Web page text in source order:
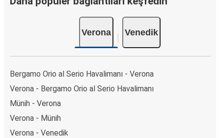
Verona Venedik
Bergamo Orio al Serio Havalimanı - Verona
Verona - Bergamo Orio al Serio Havalimanı
Münih - Verona
Verona - Münih
Verona - Venedik